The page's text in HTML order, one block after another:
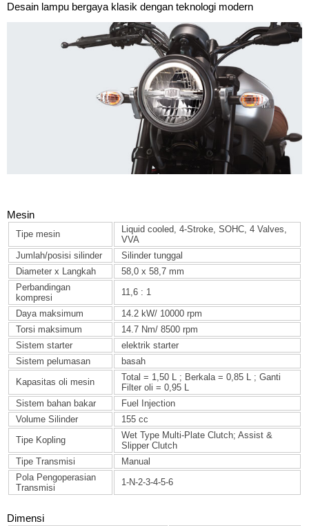
Desain lampu bergaya klasik dengan teknologi modern
Mesin
Tipe mesin
Liquid cooled, 4-Stroke, SOHC, 4 Valves,
VVA
Jumlah/posisi silinder
Silinder tunggal
Diameter x Langkah
58,0 x 58,7 mm
Perbandingan
kompresi
11,6 : 1
Daya maksimum
14.2 kW/ 10000 rpm
Torsi maksimum
14.7 Nm/ 8500 rpm
Sistem starter
elektrik starter
Sistem pelumasan
basah
Kapasitas oli mesin
Total = 1,50 L ; Berkala = 0,85 L ; Ganti
Filter oli = 0,95 L
Sistem bahan bakar
Fuel Injection
Volume Silinder
155 cc
Tipe Kopling
Wet Type Multi-Plate Clutch; Assist &
Slipper Clutch
Tipe Transmisi
Manual
Pola Pengoperasian
Transmisi
1-N-2-3-4-5-6
Dimensi